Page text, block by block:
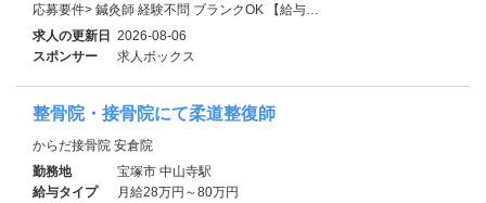
応募要件> 鍼灸師 経験不問 ブランクOK 【給与…
求人の更新日 2026-08-06
スポンサー
求人ボックス
整骨院・接骨院にて柔道整復師
からだ接骨院 安倉院
勤務地
宝塚市 中山寺駅
給与タイプ
月給28万円～80万円